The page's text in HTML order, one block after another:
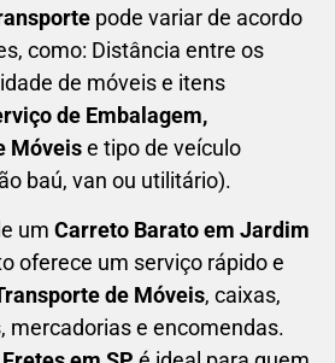
pode variar de acordo
como: Distância entre os
de móveis e itens
de Embalagem,
Móveise tipo de veículo
baú, van ou utilitário).
um Carreto Barato em Jardim
oferece um serviço rápido e
de Móveis, caixas,
mercadorias e encomendas.